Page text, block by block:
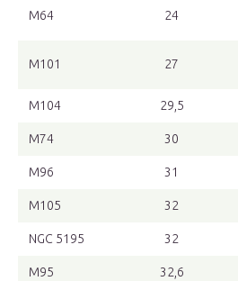
M64 24
M101 27
M104 29,5
M74 30
M96 31
M105 32
NGC 5195 32
M95 32,6